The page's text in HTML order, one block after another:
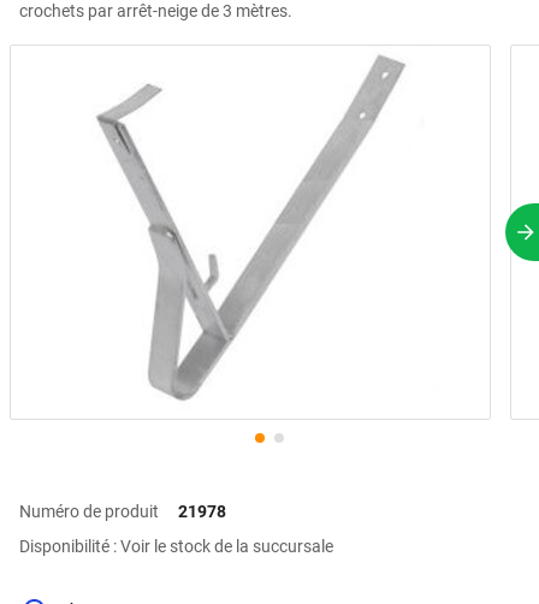
crochets par arrêt-neige de 3 mètres.
Numéro de produit
21978
Disponibilité : Voir le stock de la succursale